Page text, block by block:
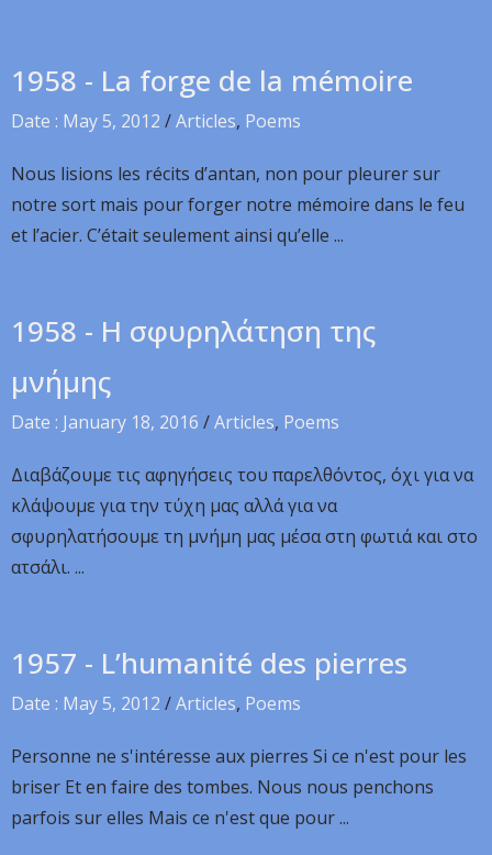
1958 - La forge de la mémoire
Date : May 5, 2012 /Articles, Poems
Nous lisions les récits d’antan, non pour pleurer sur
notre sort mais pour forger notre mémoire dans le feu
et l’acier. C’était seulement ainsi qu’elle ...
1958 - Η σφυρηλάτηση της
μνήμης
Date : January 18, 2016 /Articles, Poems
Διαβάζουμε τις αφηγήσεις του παρελθόντος, όχι για να
κλάψουμε για την τύχη μας αλλά για να
σφυρηλατήσουμε τη μνήμη μας μέσα στη φωτιά και στο
ατσάλι. ...
1957 - L’humanité des pierres
Date : May 5, 2012 /Articles, Poems
Personne ne s'intéresse aux pierres Si ce n'est pour les
briser Et en faire des tombes. Nous nous penchons
parfois sur elles Mais ce n'est que pour ...